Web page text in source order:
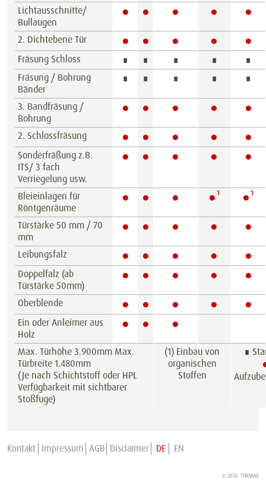
Max. Türhöhe 3.900mm Max.
Türbreite 1.480mm
(Je nach Schichtstoff oder HPL
Verfügbarkeit mit sichtbarer
Stoßfuge)
(1) Einbau von
organischen
Stoffen
∎
Lichtausschnitte/
Bullaugen
● ● ● ● ●
2. Dichtebene Tür ● ● ● ● ●
Fräsung Schloss ∎ ∎ ∎ ∎
∎
Fräsung / Bohrung
Bänder
∎ ∎ ∎ ∎ ∎
3. Bandfräsung /
Bohrung
● ● ● ● ●
2. Schlossfräsung ● ● ● ● ●
Sonderfräßung z.B.
ITS/ 3 fach
Verriegelung usw.
● ● ● ● ●
Bleieinlagen für
Röntgenräume
● ● ● ●¹ ●¹
Türstärke 50 mm / 70
mm
● ● ● ● ●
Leibungsfalz ● ● ● ● ●
Doppelfalz (ab
Türstärke 50mm)
● ● ● ● ●
Oberblende ● ● ● ● ●
Ein oder Anleimer aus
Holz
● ● ●
Kontakt Impressum AGB Disclaimer DE EN
© 2026 TORMAX